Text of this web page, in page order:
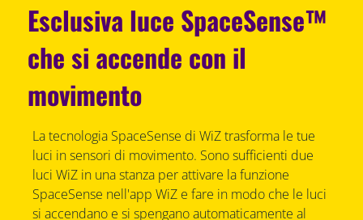
Esclusiva luce SpaceSense™
che si accende con il
movimento
La tecnologia SpaceSense di WiZ trasforma le tue
luci in sensori di movimento. Sono sufficienti due
luci WiZ in una stanza per attivare la funzione
SpaceSense nell'app WiZ e fare in modo che le luci
si accendano e si spengano automaticamente al